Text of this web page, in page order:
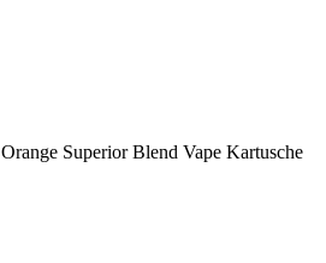
Orange Superior Blend Vape Kartusche